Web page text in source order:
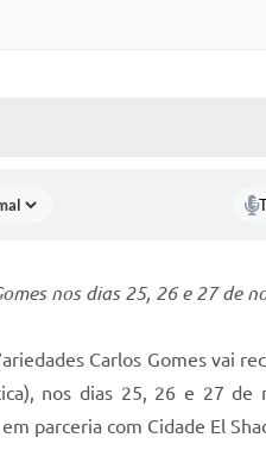
nos dias 25, 26 e 27 de
Carlos Gomes vai
nos dias 25, 26 e 27
parceria com Cidade El